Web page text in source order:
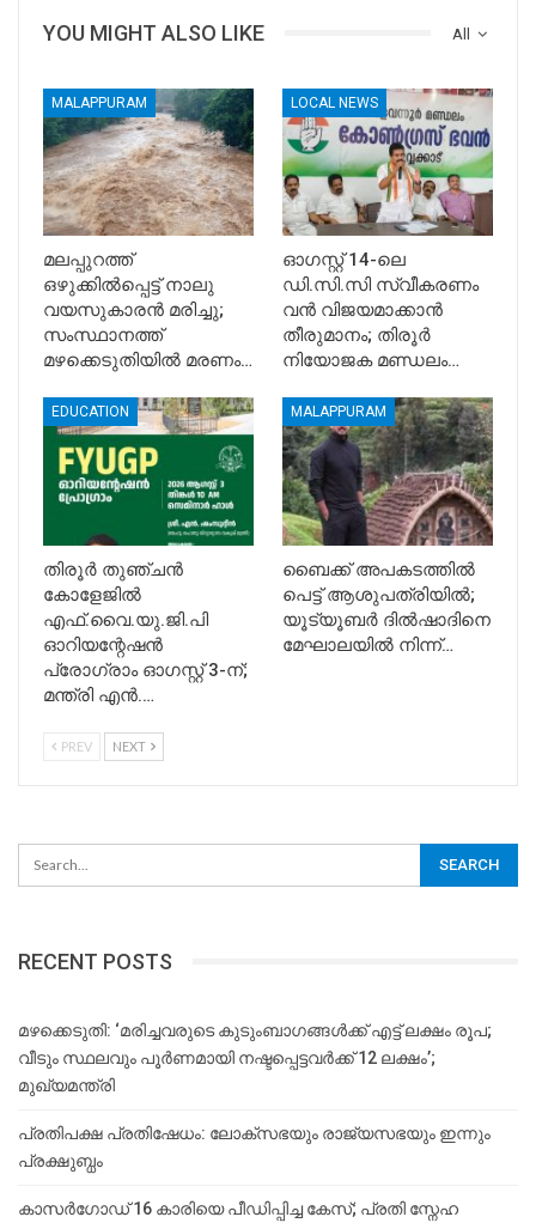
All
YOU MIGHT ALSO LIKE
MALAPPURAM
മലപ്പുറത്ത്
ഒഴുക്കിൽപ്പെട്ട് നാലു
വയസുകാരൻ മരിച്ചു;
സംസ്ഥാനത്ത്
മഴക്കെടുതിയിൽ മരണം…
LOCAL NEWS
ഓഗസ്റ്റ് 14-ലെ
ഡി.സി.സി സ്വീകരണം
വൻ വിജയമാക്കാൻ
തീരുമാനം; തിരൂർ
നിയോജക മണ്ഡലം…
EDUCATION
​തിരൂർ തുഞ്ചൻ
കോളേജിൽ
എഫ്.വൈ.യു.ജി.പി
ഓറിയന്റേഷൻ
പ്രോഗ്രാം ഓഗസ്റ്റ് 3-ന്;
മന്ത്രി എൻ.…
MALAPPURAM
ബൈക്ക് അപകടത്തില്‍
പെട്ട് ആശുപത്രിയില്‍;
യൂട്യൂബര്‍ ദില്‍ഷാദിനെ
മേഘാലയില്‍ നിന്ന്…
PREV NEXT
RECENT POSTS
മഴക്കെടുതി: ‘മരിച്ചവരുടെ കുടുംബാഗങ്ങൾക്ക് എട്ട് ലക്ഷം രൂപ;
വീടും സ്ഥലവും പൂർണമായി നഷ്ടപ്പെട്ടവർക്ക് 12 ലക്ഷം’;
മുഖ്യമന്ത്രി
പ്രതിപക്ഷ പ്രതിഷേധം: ലോക്സഭയും രാജ്യസഭയും ഇന്നും
പ്രക്ഷുബ്ധം
കാസർഗോഡ് 16 കാരിയെ പീഡിപ്പിച്ച കേസ്; പ്രതി സ്നേഹ